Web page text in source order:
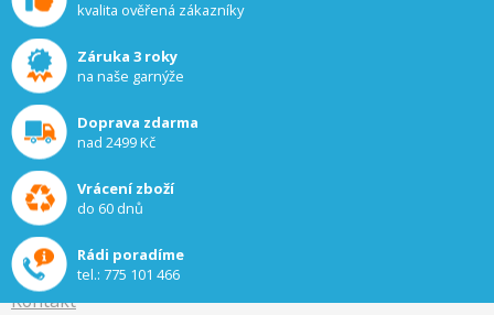
kvalita ověřená zákazníky
Záruka 3 roky
na naše garnýže
Doprava zdarma
nad 2499 Kč
Vrácení zboží
do 60 dnů
Rádi poradíme
tel.: 775 101 466
INFORMACE
O nás
Jak nakupovat
Proč nakupovat u nás
Obchodní podmínky
Doprava a platba
Reklamační řád
Zpracování osobních údajů
Kontakt